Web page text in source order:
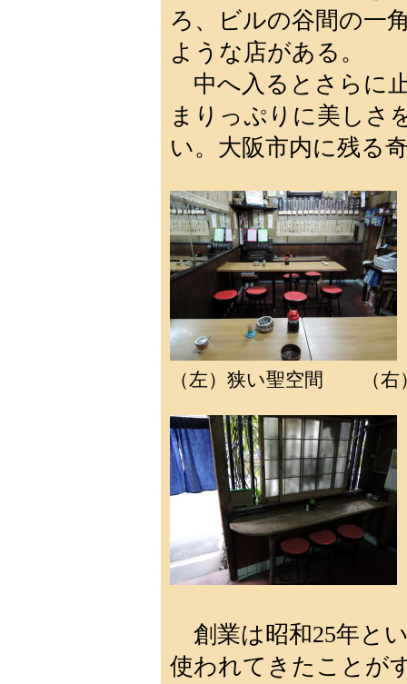
ろ、ビルの谷間の一
ような店がある。
中へ入るとさらに
まりっぷりに美しさ
い。大阪市内に残る
（左）狭い聖空間 （右
創業は昭和25年と
使われてきたことが